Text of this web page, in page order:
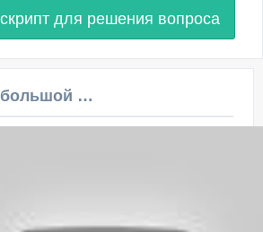
для решения вопроса
Полезный небольшой видеоурок по этой теме